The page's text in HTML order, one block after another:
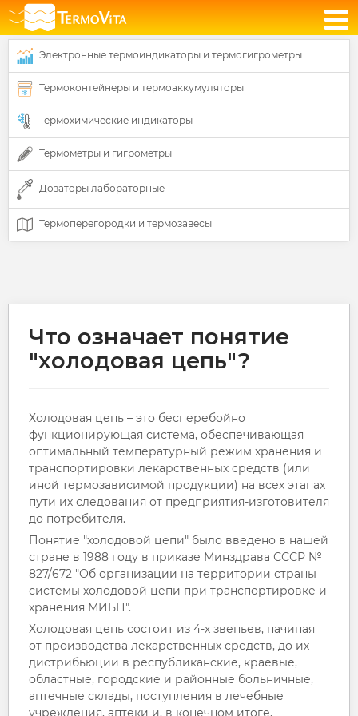
Электронные термоиндикаторы и термогигрометры
Термоконтейнеры и термоаккумуляторы
Термохимические индикаторы
Термометры и гигрометры
Дозаторы лабораторные
Термоперегородки и термозавесы
Что означает понятие
"холодовая цепь"?
Холодовая цепь – это бесперебойно
функционирующая система, обеспечивающая
оптимальный температурный режим хранения и
транспортировки лекарственных средств (или
иной термозависимой продукции) на всех этапах
пути их следования от предприятия-изготовителя
до потребителя.
Понятие "холодовой цепи" было введено в нашей
стране в 1988 году в приказе Минздрава СССР №
827/672 "Об организации на территории страны
системы холодовой цепи при транспортировке и
хранения МИБП".
Холодовая цепь состоит из 4-х звеньев, начиная
от производства лекарственных средств, до их
дистрибьюции в республиканские, краевые,
областные, городские и районные больничные,
аптечные склады, поступления в лечебные
учреждения, аптеки и, в конечном итоге,